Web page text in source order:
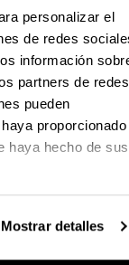
personalizar el
de redes
información
partners de redes
pueden
proporcionado
haya hecho de sus
Mostrar detalles